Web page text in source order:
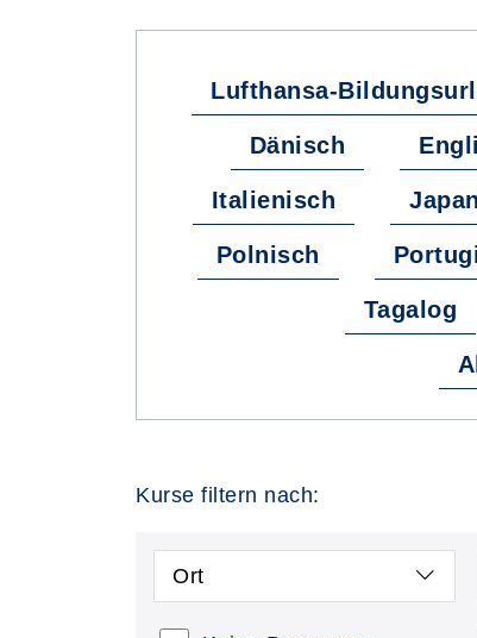
Lufthansa-
Dänisch
Italienisch
Polnisch
Tagalog
Kurse filtern nach:
Ort